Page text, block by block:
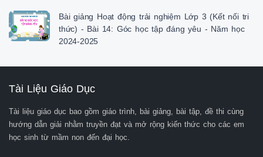
Bài giảng Hoạt động trải nghiệm Lớp 3 (Kết nối tri
thức) - Bài 14: Góc học tập đáng yêu - Năm học
2024-2025
Tài Liệu Giáo Dục
Tài liệu giáo dục bao gồm giáo trình, bài giảng, bài tập, đề thi cùng
hướng dẫn giải nhằm truyền đạt và mở rộng kiến thức cho các em
học sinh từ mầm non đến đại học.